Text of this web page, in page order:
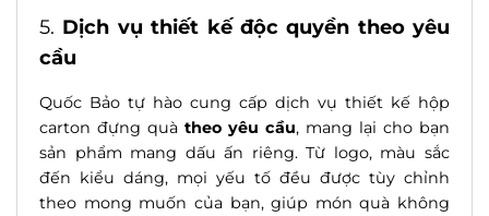
5. Dịch vụ thiết kế độc quyền theo yêu
cầu
Quốc Bảo tự hào cung cấp dịch vụ thiết kế hộp
carton đựng quà theo yêu cầu, mang lại cho bạn
sản phẩm mang dấu ấn riêng. Từ logo, màu sắc
đến kiểu dáng, mọi yếu tố đều được tùy chỉnh
theo mong muốn của bạn, giúp món quà không